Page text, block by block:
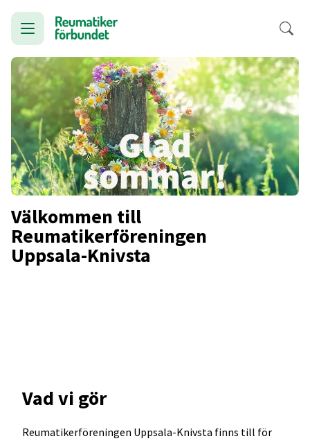
Välkommen till
Reumatikerföreningen
Uppsala-Knivsta
Vad vi gör
Reumatikerföreningen Uppsala-Knivsta finns till för